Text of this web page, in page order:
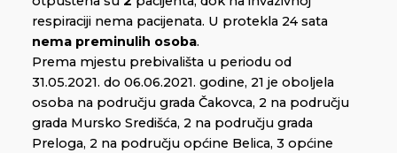
respiraciji nema pacijenata. U protekla 24 sata
nema preminulih osoba.
Prema mjestu prebivališta u periodu od
31.05.2021. do 06.06.2021. godine, 21 je oboljela
osoba na području grada Čakovca, 2 na području
grada Mursko Središća, 2 na području grada
Preloga, 2 na području općine Belica, 3 općine